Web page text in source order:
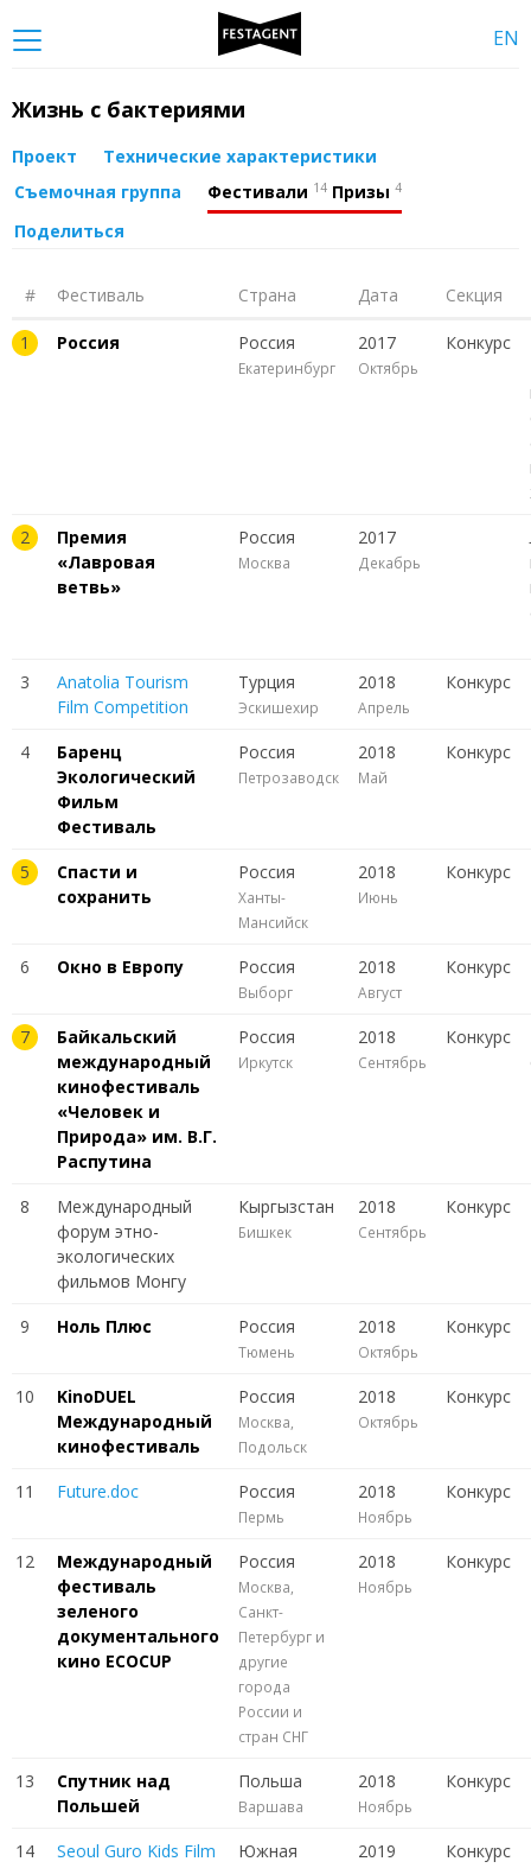
EN
Жизнь с бактериями
Проект
Технические характеристики
Съемочная группа
Фестивали 14 Призы 4
Поделиться
# Фестиваль Страна Дата Секция
1 Россия Россия
Екатеринбург
2017
Октябрь
Конкурс
2
Премия
«Лавровая
ветвь»
Россия
Москва
2017
Декабрь
3
Anatolia Tourism
Film Competition
Турция
Эскишехир
2018
Апрель
Конкурс
4
Баренц
Экологический
Фильм
Фестиваль
Россия
Петрозаводск
2018
Май
Конкурс
5
Спасти и
сохранить
Россия
Ханты-
Мансийск
2018
Июнь
Конкурс
6 Окно в Европу Россия
Выборг
2018
Август
Конкурс
7
Байкальский
международный
кинофестиваль
«Человек и
Природа» им. В.Г.
Распутина
Россия
Иркутск
2018
Сентябрь
Конкурс
8
Международный
форум этно-
экологических
фильмов Монгу
Кыргызстан
Бишкек
2018
Сентябрь
Конкурс
9 Ноль Плюс Россия
Тюмень
2018
Октябрь
Конкурс
10
KinoDUEL
Международный
кинофестиваль
Россия
Москва,
Подольск
2018
Октябрь
Конкурс
11 Future.doc Россия
Пермь
2018
Ноябрь
Конкурс
12
Международный
фестиваль
зеленого
документального
кино ECOCUP
Россия
Москва,
Санкт-
Петербург и
другие
города
России и
стран СНГ
2018
Ноябрь
Конкурс
13
Спутник над
Польшей
Польша
Варшава
2018
Ноябрь
Конкурс
14
Seoul Guro Kids Film
Южная
2019 Конкурс